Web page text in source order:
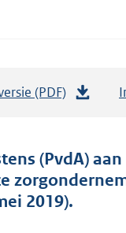
(PDF)
t
a
n
(PvdA)
2019).